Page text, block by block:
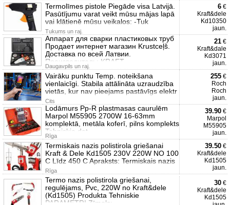
Termolīmes pistole Piegāde visa Latvijā.
Pasūtījumu varat veikt mūsu mājas lapā
vai klātienē mūsu veikalos: -Tuk
Tukums un raj.
6 €
Kraft&dele
Kd10350
jaun.
Аппарат для сварки пластиковых труб
Продает интернет магазин Krustceļš.
Доставка по всей Латвии.
Производитель: KRAFT
Daugavpils un raj.
21 €
Kraft&dale
Kd3071
jaun.
Vairāku punktu Temp. noteikšana
vienlaicīgi. Stabila attālināta uzraudzība
vietās, kur nav pieejams pastāvīgs elektr
Cits
255 €
Roch
Roch
jaun.
Lodāmurs Pp-R plastmasas caurulēm
Marpol M55905 2700W 16-63mm
komplektā, metāla koferī, pilns komplekts
Tehniskie dat
Rīga
39.90 €
Marpol
M55905
jaun.
Termiskais nazis polistirola griešanai
Kraft & Dele Kd1505 230V 220W NO 100
C Līdz 450 C Apraksts: Termiskais nazis
Rīga
39.50 €
Kraft&dele
Kd1505
jaun.
Termo nazis polistirola griešanai,
regulējams, Pvc, 220W no Kraft&dele
(Kd1505) Produkta Tehniskie
PARAMETRI Zīmols:
30 €
Kraft&dele
Kd1505